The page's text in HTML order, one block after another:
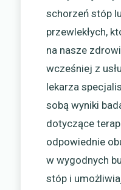
schorzeń stóp
przewlekłych,
na nasze
wcześniej z
lekarza
sobą wyniki
dotyczące
odpowiednie
w wygodnych
stóp i